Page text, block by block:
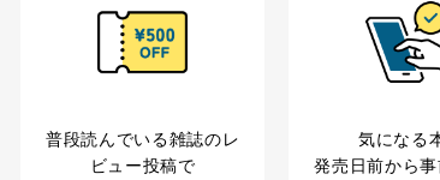
ディレクター 前田 嘉也
普段読んでいる雑誌のレ
ビュー投稿で
気になる
発売日前から